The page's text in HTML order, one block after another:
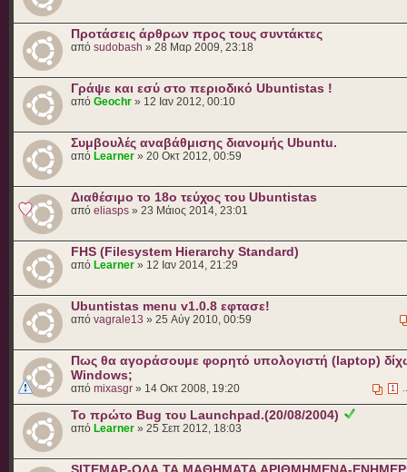
Προτάσεις άρθρων προς τους συντάκτες
από sudobash » 28 Μαρ 2009, 23:18
Γράψε και εσύ στο περιοδικό Ubuntistas !
από Geochr » 12 Ιαν 2012, 00:10
Συμβουλές αναβάθμισης διανομής Ubuntu.
από Learner » 20 Οκτ 2012, 00:59
Διαθέσιμο το 18ο τεύχος του Ubuntistas
από eliasps » 23 Μάιος 2014, 23:01
FHS (Filesystem Hierarchy Standard)
από Learner » 12 Ιαν 2014, 21:29
Ubuntistas menu v1.0.8 εφτασε!
από vagrale13 » 25 Αύγ 2010, 00:59
Πως θα αγοράσουμε φορητό υπολογιστή (laptop)
Windows;
1
από mixasgr » 14 Οκτ 2008, 19:20
Το πρώτο Bug του Launchpad.(20/08/2004)
από Learner » 25 Σεπ 2012, 18:03